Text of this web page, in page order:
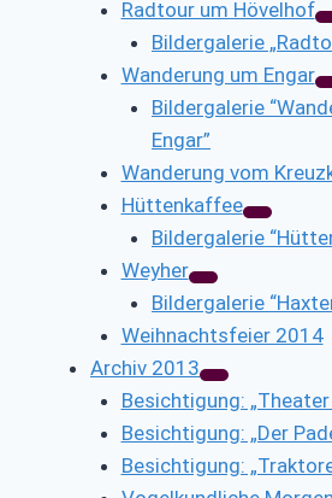
Radtour um Hövelhof
Bildergalerie
Wanderung um Engar
Bildergalerie
Engar”
Wanderung vom
Hüttenkaffee
Bildergalerie
Weyher
Bildergalerie
Weihnachtsfeier 2014
Archiv 2013
Besichtigung: „Theater
Besichtigung: „Der
Besichtigung: